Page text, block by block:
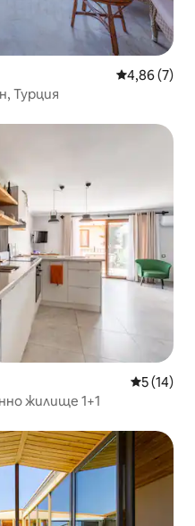
Средна
4,86 (7)
Турция
Средна
5 (14)
жилище 1+1